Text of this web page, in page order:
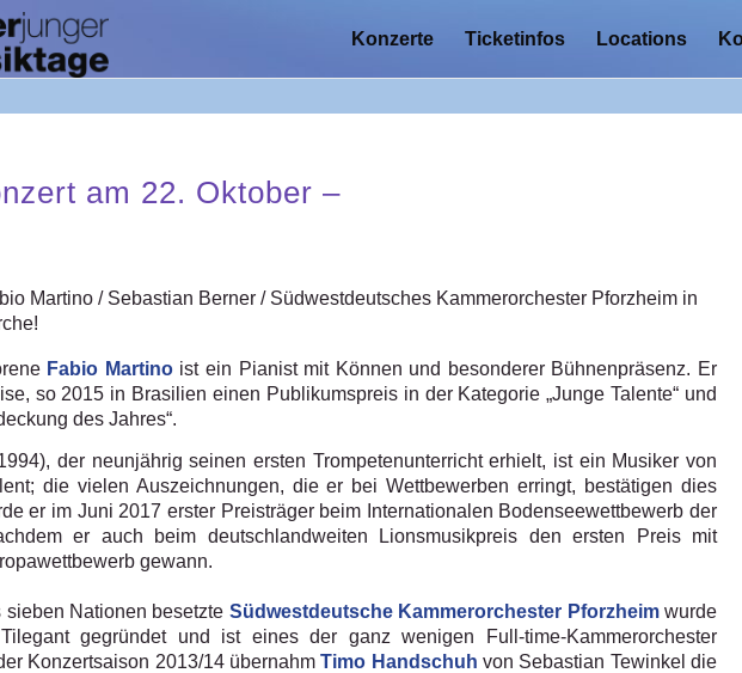
Konzerte Ticketinfos Locations
am 22. Oktober –
Martino / Sebastian Berner / Südwestdeutsches Kammerorchester Pforzheim in
Fabio Martinoist ein Pianist mit Können und besonderer Bühnenpräsenz. Er
so 2015 in Brasilien einen Publikumspreis in der Kategorie „Junge Talente“ und
des Jahres“.
der neunjährig seinen ersten Trompetenunterricht erhielt, ist ein Musiker von
die vielen Auszeichnungen, die er bei Wettbewerben erringt, bestätigen dies
er im Juni 2017 erster Preisträger beim Internationalen Bodenseewettbewerb der
er auch beim deutschlandweiten Lionsmusikpreis den ersten Preis mit
gewann.
sieben Nationen besetzte Südwestdeutsche Kammerorchester Pforzheimwurde
gegründet und ist eines der ganz wenigen Full-time-Kammerorchester
Konzertsaison 2013/14 übernahmTimo Handschuh von Sebastian Tewinkel die